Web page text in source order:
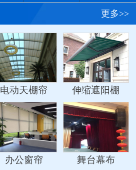
更多>>
电动天棚帘 伸缩遮阳棚
办公窗帘 舞台幕布